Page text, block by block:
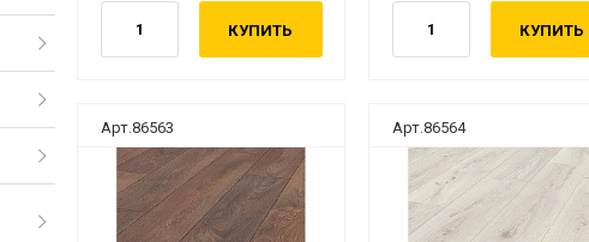
КУПИТЬ КУПИТЬ
Арт.86563 Арт.86564